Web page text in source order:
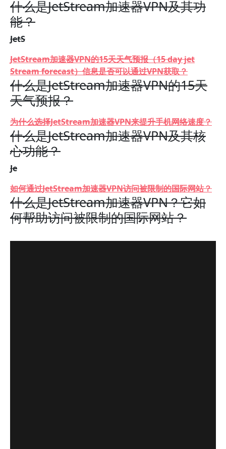
什么是JetStream加速器VPN及其功
能？
JetS
JetStream加速器VPN的15天天气预报（15 day jet
Stream forecast）信息是否可以通过VPN获取？
什么是JetStream加速器VPN的15天
天气预报？
为什么选择JetStream加速器VPN来提升手机网络速度？
什么是JetStream加速器VPN及其核
心功能？
Je
如何通过JetStream加速器VPN访问被限制的国际网站？
什么是JetStream加速器VPN？它如
何帮助访问被限制的国际网站？